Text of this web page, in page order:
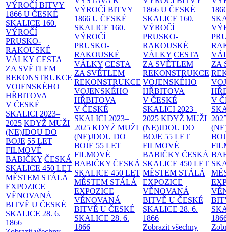
VÝROČÍ BITVY
1866 U ČESKÉ
SKALICE 160.
VÝROČÍ
PRUSKO-
RAKOUSKÉ
VÁLKY CESTA
ZA SVĚTLEM
REKONSTRUKCE
VOJENSKÉHO
HŘBITOVA
V ČESKÉ
SKALICI 2023–
2025 KDYŽ MUŽI
(NE)JDOU DO
BOJE 55 LET
FILMOVÉ
BABIČKY ČESKÁ
SKALICE 450 LET
MĚSTEM STÁLÁ
EXPOZICE
VĚNOVANÁ
BITVĚ U ČESKÉ
SKALICE 28. 6.
1866
VÝROČÍ BITVY
1866 U ČESKÉ
SKALICE 160.
VÝROČÍ
PRUSKO-
RAKOUSKÉ
VÁLKY CESTA
ZA SVĚTLEM
REKONSTRUKCE
VOJENSKÉHO
HŘBITOVA
V ČESKÉ
SKALICI 2023–
2025 KDYŽ MUŽI
(NE)JDOU DO
BOJE 55 LET
FILMOVÉ
BABIČKY ČESKÁ
SKALICE 450 LET
MĚSTEM STÁLÁ
EXPOZICE
VĚNOVANÁ
BITVĚ U ČESKÉ
SKALICE 28. 6.
1866
1866 U ČESKÉ
SKALICE 160.
VÝROČÍ
PRUSKO-
RAKOUSKÉ
VÁLKY CESTA
ZA SVĚTLEM
REKONSTRUKCE
VOJENSKÉHO
HŘBITOVA
V ČESKÉ
SKALICI 2023–
2025 KDYŽ MUŽI
(NE)JDOU DO
BOJE 55 LET
FILMOVÉ
BABIČKY ČESKÁ
SKALICE 450 LET
MĚSTEM STÁLÁ
EXPOZICE
VĚNOVANÁ
BITVĚ U ČESKÉ
SKALICE 28. 6.
1866
Zobrazit všechny
ZA
V